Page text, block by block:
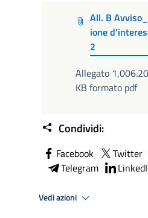
All. B
ione
2
Allegato 1,006.20
KB formato pdf
Condividi:
Facebook Twitter
Telegram
Vedi azioni